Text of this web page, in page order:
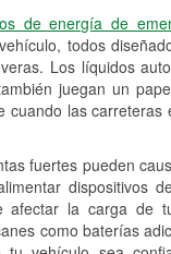
de energía de
todos
Los líquidos
juegan un
las carreteras
fuertes pueden
dispositivos
afectar la carga de
como baterías